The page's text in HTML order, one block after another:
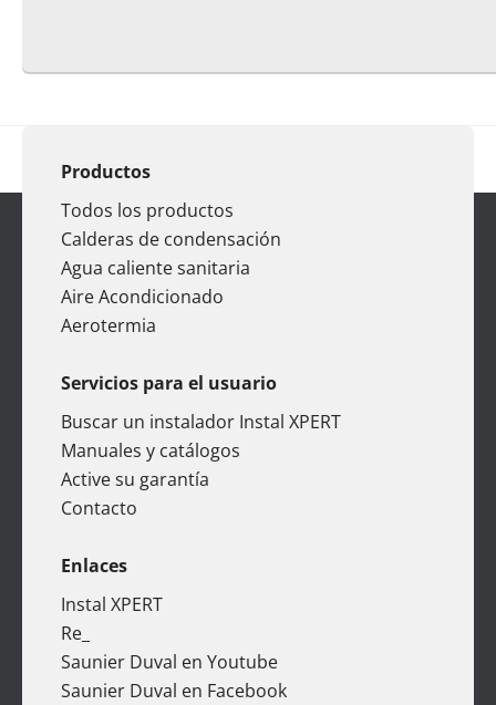
Productos
Todos los productos
Calderas de condensación
Agua caliente sanitaria
Aire Acondicionado
Aerotermia
Servicios para el usuario
Buscar un instalador Instal XPERT
Manuales y catálogos
Active su garantía
Contacto
Enlaces
Instal XPERT
Re_
Saunier Duval en Youtube
Saunier Duval en Facebook